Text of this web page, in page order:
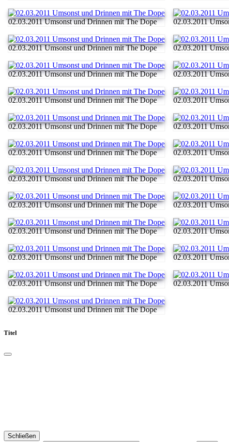
02.03.2011 Umsonst und Drinnen mit The Dope 02.03.2011
02.03.2011 Umsonst und Drinnen mit The Dope 02.03.2011
02.03.2011 Umsonst und Drinnen mit The Dope 02.03.2011
02.03.2011 Umsonst und Drinnen mit The Dope 02.03.2011
02.03.2011 Umsonst und Drinnen mit The Dope 02.03.2011
02.03.2011 Umsonst und Drinnen mit The Dope 02.03.2011
02.03.2011 Umsonst und Drinnen mit The Dope 02.03.2011
02.03.2011 Umsonst und Drinnen mit The Dope 02.03.2011
02.03.2011 Umsonst und Drinnen mit The Dope 02.03.2011
02.03.2011 Umsonst und Drinnen mit The Dope 02.03.2011
02.03.2011 Umsonst und Drinnen mit The Dope 02.03.2011
02.03.2011 Umsonst und Drinnen mit The Dope
Titel
Schließen